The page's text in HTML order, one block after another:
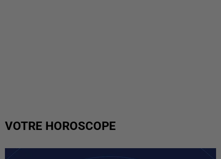
VOTRE HOROSCOPE